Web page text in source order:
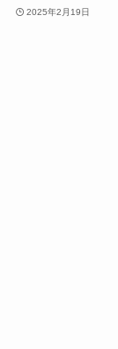
2025年2月19日